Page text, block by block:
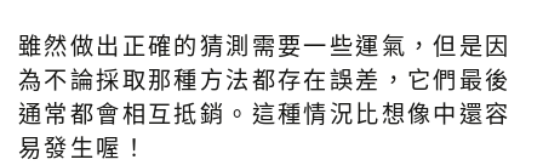
雖然做出正確的猜測需要一些運氣，但是因
為不論採取那種方法都存在誤差，它們最後
通常都會相互抵銷。這種情況比想像中還容
易發生喔！